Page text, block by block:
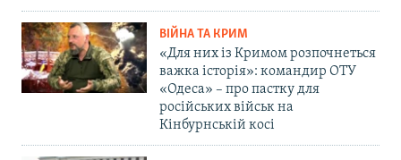
ВІЙНА ТА КРИМ
«Для них із Кримом розпочнеться
важка історія»: командир ОТУ
«Одеса» – про пастку для
російських військ на
Кінбурнській косі